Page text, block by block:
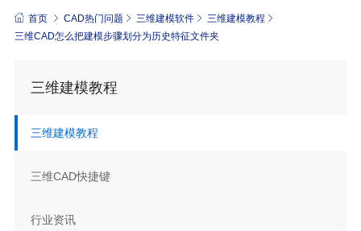
首页 CAD热门问题 三维建模软件
三维建模教程
三维CAD怎么把建模步骤划分为历史特征文件夹
三维建模教程
三维建模教程
三维CAD快捷键
行业资讯